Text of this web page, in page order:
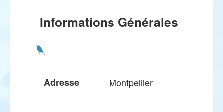
Informations Générales
Adresse Montpellier